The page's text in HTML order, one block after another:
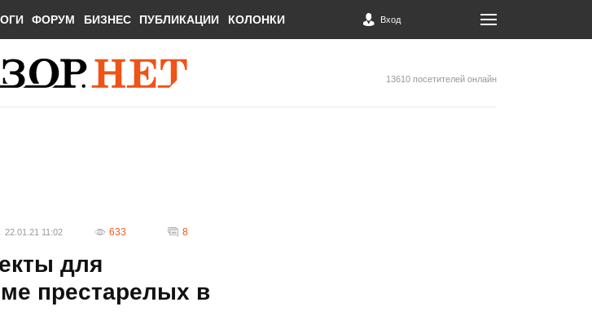
ФОРУМ БИЗНЕС ПУБЛИКАЦИИ КОЛОНКИ Вход
13610 посетителей онлайн
22.01.21 11:02 633 8
для
престарелых в